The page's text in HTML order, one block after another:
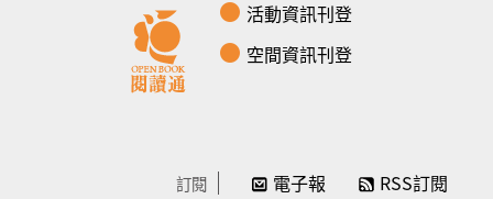
活動資訊刊登
空間資訊刊登
訂閱 電子報 RSS訂閱